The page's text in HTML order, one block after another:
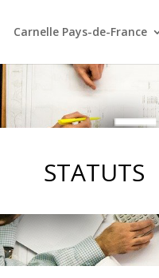
Carnelle Pays-de-France
STATUTS